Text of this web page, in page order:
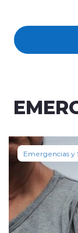
Emergencias y